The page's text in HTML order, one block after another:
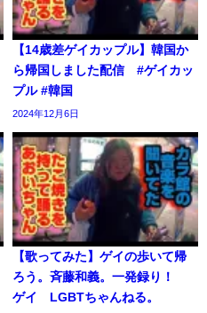
【14歳差ゲイカップル】韓国か
ら帰国しました配信 #ゲイカッ
プル #韓国
2024年12月6日
【歌ってみた】ゲイの歩いて帰
ろう。斉藤和義。一発録り！
ゲイ LGBTちゃんねる。